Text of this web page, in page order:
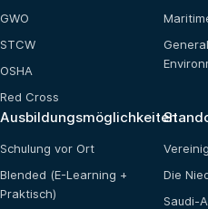
GWO
STCW
OSHA
Red Cross
Ausbildungsmöglichkeiten
Schulung vor Ort
Blended (E-Learning +
Praktisch)
Die
Saudi-